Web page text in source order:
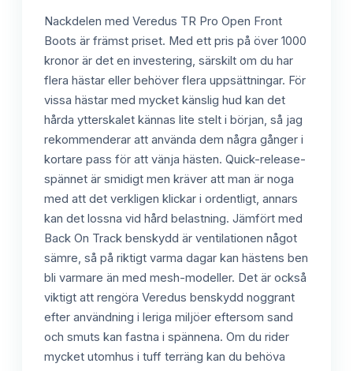
Nackdelen med Veredus TR Pro Open Front
Boots är främst priset. Med ett pris på över 1000
kronor är det en investering, särskilt om du har
flera hästar eller behöver flera uppsättningar. För
vissa hästar med mycket känslig hud kan det
hårda ytterskalet kännas lite stelt i början, så jag
rekommenderar att använda dem några gånger i
kortare pass för att vänja hästen. Quick-release-
spännet är smidigt men kräver att man är noga
med att det verkligen klickar i ordentligt, annars
kan det lossna vid hård belastning. Jämfört med
Back On Track benskydd är ventilationen något
sämre, så på riktigt varma dagar kan hästens ben
bli varmare än med mesh-modeller. Det är också
viktigt att rengöra Veredus benskydd noggrant
efter användning i leriga miljöer eftersom sand
och smuts kan fastna i spännena. Om du rider
mycket utomhus i tuff terräng kan du behöva